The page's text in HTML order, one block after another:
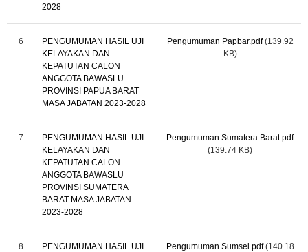
2028
6
PENGUMUMAN HASIL UJI
KELAYAKAN DAN
KEPATUTAN CALON
ANGGOTA BAWASLU
PROVINSI PAPUA BARAT
MASA JABATAN 2023-2028
Pengumuman Papbar.pdf (139.92
KB)
7
PENGUMUMAN HASIL UJI
KELAYAKAN DAN
KEPATUTAN CALON
ANGGOTA BAWASLU
PROVINSI SUMATERA
BARAT MASA JABATAN
2023-2028
Pengumuman Sumatera Barat.pdf
(139.74 KB)
8
PENGUMUMAN HASIL UJI
Pengumuman Sumsel.pdf (140.18